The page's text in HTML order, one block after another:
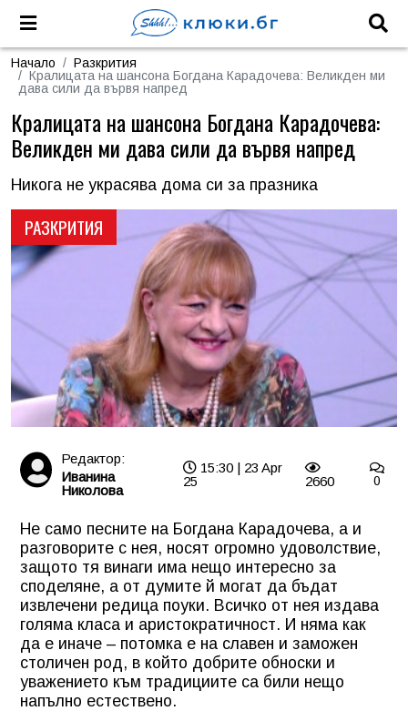
Начало
Разкрития
Кралицата на шансона Богдана Карадочева: Великден ми
дава сили да вървя напред
РАЗКРИТИЯ
Кралицата на шансона Богдана Карадочева:
Великден ми дава сили да вървя напред
Никога не украсява дома си за празника
Редактор:
Иванина
Николова
15:30 | 23 Apr
25
2660 0
Не само песните на Богдана Карадочева, а и
разговорите с нея, носят огромно удоволствие,
защото тя винаги има нещо интересно за
споделяне, а от думите й могат да бъдат
извлечени редица поуки. Всичко от нея издава
голяма класа и аристократичност. И няма как
да е иначе – потомка е на славен и заможен
столичен род, в който добрите обноски и
уважението към традициите са били нещо
напълно естествено.